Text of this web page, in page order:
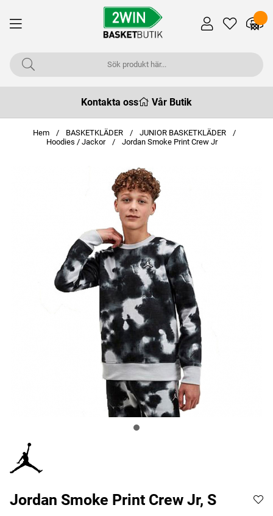
Kontakta oss Vår Butik
Hem BASKETKLÄDER
JUNIOR BASKETKLÄDER
Hoodies / Jackor
Jordan Smoke Print Crew Jr
Jordan Smoke Print Crew Jr, S